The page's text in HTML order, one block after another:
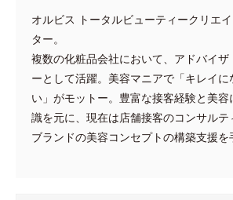
オルビス トータルビューティークリエイ
ター。
複数の化粧品会社において、アドバイザ
ーとして活躍。美容マニアで「キレイ
い」がモットー。豊富な接客経験と美
識を元に、現在は店舗接客のコンサルテ
ブランドの美容コンセプトの構築支援を